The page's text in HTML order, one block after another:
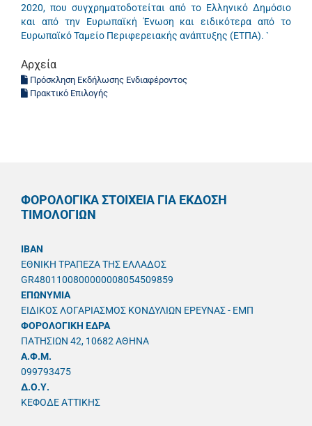
2020, που συγχρηματοδοτείται από το Ελληνικό Δημόσιο
και από την Ευρωπαϊκή Ένωση και ειδικότερα από το
Ευρωπαϊκό Ταμείο Περιφερειακής ανάπτυξης (ΕΤΠΑ). `
Αρχεία
Πρόσκληση Εκδήλωσης Ενδιαφέροντος
Πρακτικό Επιλογής
ΦΟΡΟΛΟΓΙΚΑ ΣΤΟΙΧΕΙΑ ΓΙΑ ΕΚΔΟΣΗ
ΤΙΜΟΛΟΓΙΩΝ
IBAN
ΕΘΝΙΚΗ ΤΡΑΠΕΖΑ ΤΗΣ ΕΛΛΑΔΟΣ
GR4801100800000008054509859
ΕΠΩΝΥΜΙΑ
ΕΙΔΙΚΟΣ ΛΟΓΑΡΙΑΣΜΟΣ ΚΟΝΔΥΛΙΩΝ ΕΡΕΥΝΑΣ - ΕΜΠ
ΦΟΡΟΛΟΓΙΚΗ ΕΔΡΑ
ΠΑΤΗΣΙΩΝ 42, 10682 ΑΘΗΝΑ
A.Φ.Μ.
099793475
Δ.Ο.Υ.
ΚΕΦΟΔΕ ΑΤΤΙΚΗΣ